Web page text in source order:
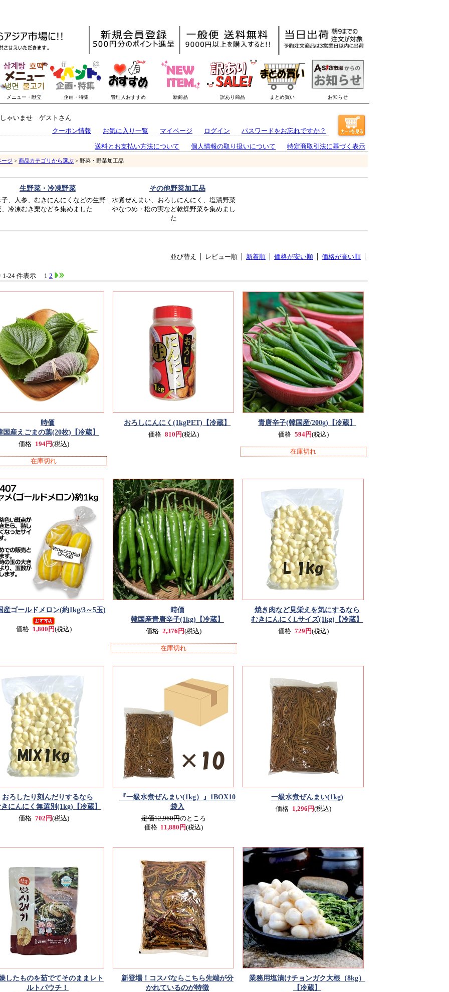
ゃいませ ゲストさん
クーポン情報
お気に入り一覧 マイページ ログイン パスワードをお忘れですか？
送料とお支払い方法について 個人情報の取り扱いについて 特定商取引法に基づく表示
ージ > 商品カテゴリから選ぶ > 野菜・野菜加工品
生野菜・冷凍野菜
、人参、むきにんにくなどの生野
、冷凍むき栗などを集めました
その他野菜加工品
水煮ぜんまい、おろしにんにく、塩漬野菜
やなつめ・松の実など乾燥野菜を集めまし
た
並び替え レビュー順 新着順 価格が安い順 価格が高い順
1-24 件表示 1 2
時価
国産えごまの葉(20枚) 【冷蔵】
価格 194円(税込)
在庫切れ
おろしにんにく(1kgPET) 【冷蔵】
価格 810円(税込)
青唐辛子(韓国産/200g) 【冷蔵】
価格 594円(税込)
在庫切れ
産ゴールドメロン(約1kg/3～5玉)
価格 1,800円(税込)
時価
韓国産青唐辛子(1kg) 【冷蔵】
価格 2,376円(税込)
在庫切れ
焼き肉など見栄えを気にするなら
むきにんにくLサイズ(1kg) 【冷蔵】
価格 729円(税込)
おろしたり刻んだりするなら
にんにく無選別(1kg) 【冷蔵】
価格 702円(税込)
『一級水煮ぜんまい(1kg）』 1BOX10
袋入
定価12,960円のところ
価格 11,880円(税込)
一級水煮ぜんまい(1kg)
価格 1,296円(税込)
したものを茹でてそのままレト
ルトパウチ！
新登場！コスパならこちら先端が分
かれているのが特徴
業務用塩漬けチョンガク大根（8kg）
【冷蔵】